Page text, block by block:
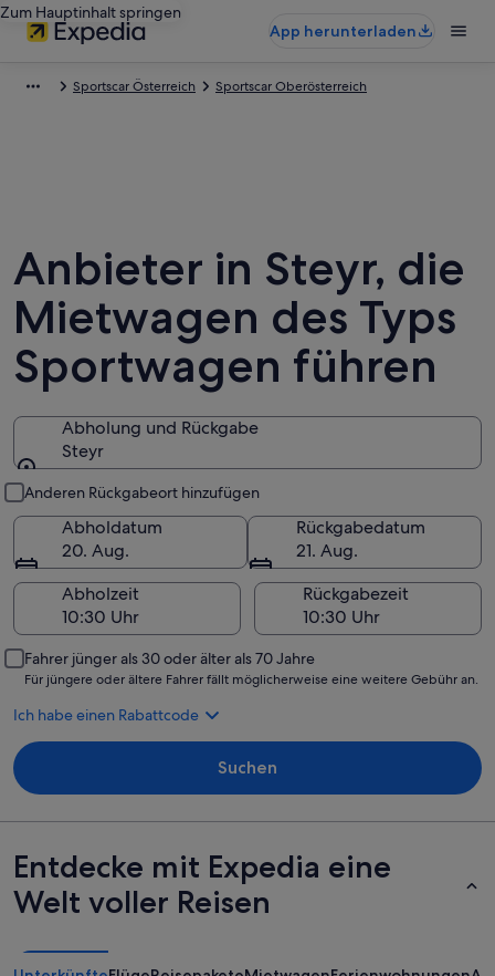
Zum Hauptinhalt springen
App herunterladen
Sportscar Österreich Sportscar Oberösterreich
Anbieter in Steyr, die
Mietwagen des Typs
Sportwagen führen
Abholung und Rückgabe
Steyr
Anderen Rückgabeort hinzufügen
Abholdatum
20. Aug.
Rückgabedatum
21. Aug.
Abholzeit
Rückgabezeit
Fahrer jünger als 30 oder älter als 70 Jahre
Für jüngere oder ältere Fahrer fällt möglicherweise eine weitere Gebühr an.
Ich habe einen Rabattcode
Suchen
Entdecke mit Expedia eine
Welt voller Reisen